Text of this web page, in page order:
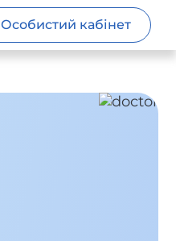
Особистий кабінет